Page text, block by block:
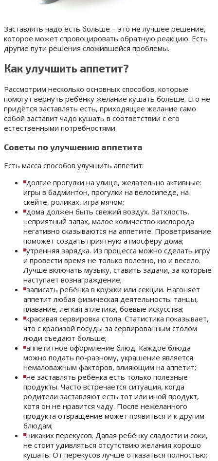
Заставлять чадо есть больше – это не лучшее решение,
которое может спровоцировать обратную реакцию. Есть
другие пути решения сложившейся проблемы.
Как улучшить аппетит?
Рассмотрим несколько основных способов, которые
помогут вернуть ребёнку желание кушать больше. Его не
придётся заставлять есть, приходящее желание само
собой заставит чадо кушать в соответствии с его
естественными потребностями.
Советы по улучшению аппетита
Есть масса способов улучшить аппетит:
долгие прогулки на улице, желательно активные:
игры в бадминтон, прогулки на велосипеде, на
скейте, роликах, игра мячом;
дома должен быть свежий воздух. Затхлость,
неприятный запах, малое количество кислорода
негативно сказываются на аппетите. Проветривание
поможет создать приятную атмосферу дома;
утренняя зарядка. Из процесса можно сделать игру
и провести время не только полезно, но и весело.
Лучше включать музыку, ставить задачи, за которые
наступает вознаграждение;
записать ребёнка в кружки или секции. Нагоняет
аппетит любая физическая деятельность: танцы,
плавание, лёгкая атлетика, боевые искусства;
красивая сервировка стола. Статистика показывает,
что с красивой посуды за сервированным столом
люди съедают больше;
аппетитное оформление блюд. Каждое блюда
можно подать по-разному, украшение является
немаловажным факторов, влияющим на аппетит;
не заставлять ребёнка есть только полезные
продукты. Часто встречается ситуация, когда
родители заставляют есть тот или иной продукт,
хотя он не нравится чаду. После нежеланного
продукта отвращение может появиться и к другим
блюдам;
никаких перекусов. Давая ребёнку сладости и соки,
не стоит удивляться отсутствию желания хорошо
кушать. От перекусов лучше отказаться полностью;